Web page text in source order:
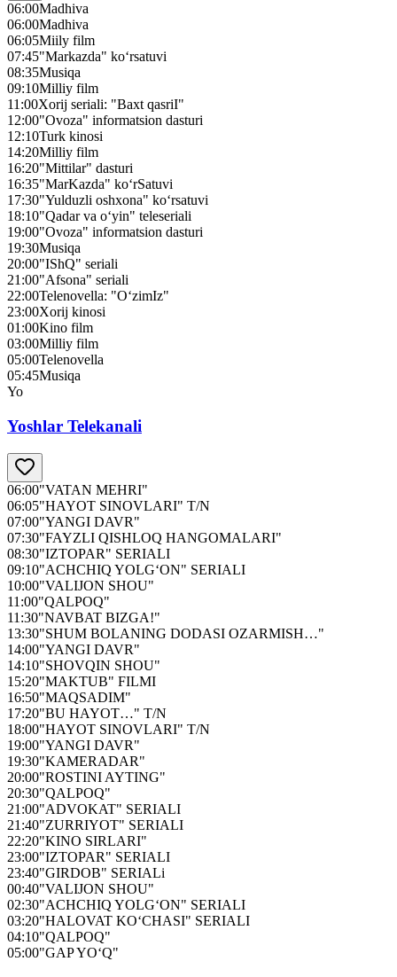
06:00Madhiva
06:00Madhiva
06:05Miily film
07:45"Markazda" ko‘rsatuvi
08:35Musiqa
09:10Milliy film
11:00Xorij seriali: "Baxt qasriI"
12:00"Ovoza" informatsion dasturi
12:10Turk kinosi
14:20Milliy film
16:20"Mittilar" dasturi
16:35"MarKazda" ko‘rSatuvi
17:30"Yulduzli oshxona" ko‘rsatuvi
18:10"Qadar va o‘yin" teleseriali
19:00"Ovoza" informatsion dasturi
19:30Musiqa
20:00"IShQ" seriali
21:00"Afsona" seriali
22:00Telenovella: "O‘zimIz"
23:00Xorij kinosi
01:00Kino film
03:00Milliy film
05:00Telenovella
05:45Musiqa
Yo
Yoshlar Telekanali
06:00"VATAN MEHRI"
06:05"HAYOT SINOVLARI" T/N
07:00"YANGI DAVR"
07:30"FAYZLI QISHLOQ HANGOMALARI"
08:30"IZTOPAR" SERIALI
09:10"ACHCHIQ YOLG‘ON" SERIALI
10:00"VALIJON SHOU"
11:00"QALPOQ"
11:30"NAVBAT BIZGA!"
13:30"SHUM BOLANING DODASI OZARMISH…"
14:00"YANGI DAVR"
14:10"SHOVQIN SHOU"
15:20"MAKTUB" FILMI
16:50"MAQSADIM"
17:20"BU HAYOT…" T/N
18:00"HAYOT SINOVLARI" T/N
19:00"YANGI DAVR"
19:30"KAMERADAR"
20:00"ROSTINI AYTING"
20:30"QALPOQ"
21:00"ADVOKAT" SERIALI
21:40"ZURRIYOT" SERIALI
22:20"KINO SIRLARI"
23:00"IZTOPAR" SERIALI
23:40"GIRDOB" SERIALi
00:40"VALIJON SHOU"
02:30"ACHCHIQ YOLG‘ON" SERIALI
03:20"HALOVAT KO‘CHASI" SERIALI
04:10"QALPOQ"
05:00"GAP YO‘Q"